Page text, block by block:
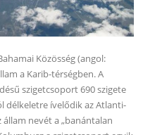
Közösség (angol:
a Karib-térségben. A
szigetcsoport 690 szigete
délkeletre ívelődik az Atlanti-
nevét a „banántalan